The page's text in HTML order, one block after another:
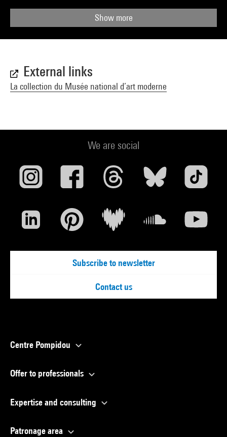
Show more
External links
La collection du Musée national d’art moderne
We are social
Subscribe to newsletter
Contact us
Centre Pompidou
Offer to professionals
Expertise and consulting
Patronage area